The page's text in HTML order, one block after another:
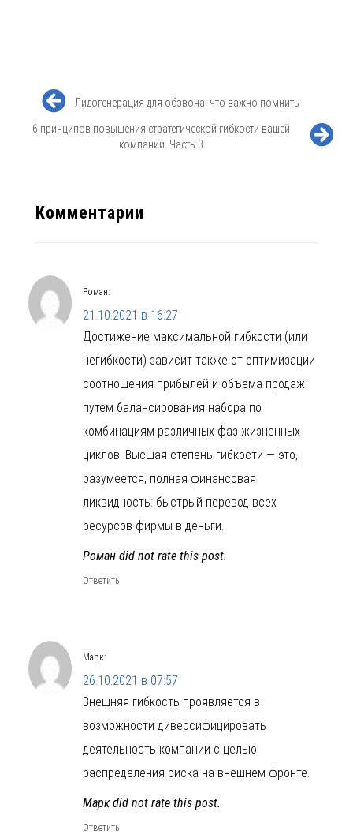
Лидогенерация для обзвона: что важно помнить
6 принципов повышения стратегической гибкости вашей
компании. Часть 3
Комментарии
Роман:
21.10.2021 в 16:27
Достижение максимальной гибкости (или
негибкости) зависит также от оптимизации
соотношения прибылей и объема продаж
путем балансирования набора по
комбинациям различных фаз жизненных
циклов. Высшая степень гибкости — это,
разумеется, полная финансовая
ликвидность: быстрый перевод всех
ресурсов фирмы в деньги.
Роман did not rate this post.
Ответить
Марк:
26.10.2021 в 07:57
Внешняя гибкость проявляется в
возможности диверсифицировать
деятельность компании с целью
распределения риска на внешнем фронте.
Марк did not rate this post.
Ответить